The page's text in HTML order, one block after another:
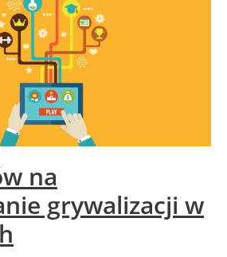
na
grywalizacji w